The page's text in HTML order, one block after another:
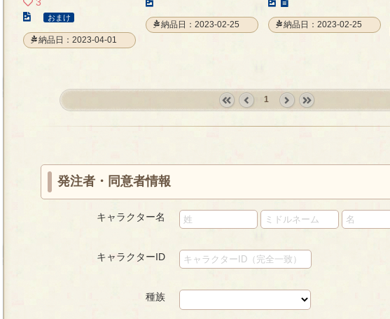
こ
の
イ
おまけ
納品日：2023-04-01
の
イ
の
納品日：2023-02-25
の
イ
の
ペ
納品日：2023-02-25
1
発注者・同意者情報
キャラクター名
キャラクターID
種族